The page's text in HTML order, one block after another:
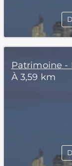
Patrimoine -
À 3,59 km